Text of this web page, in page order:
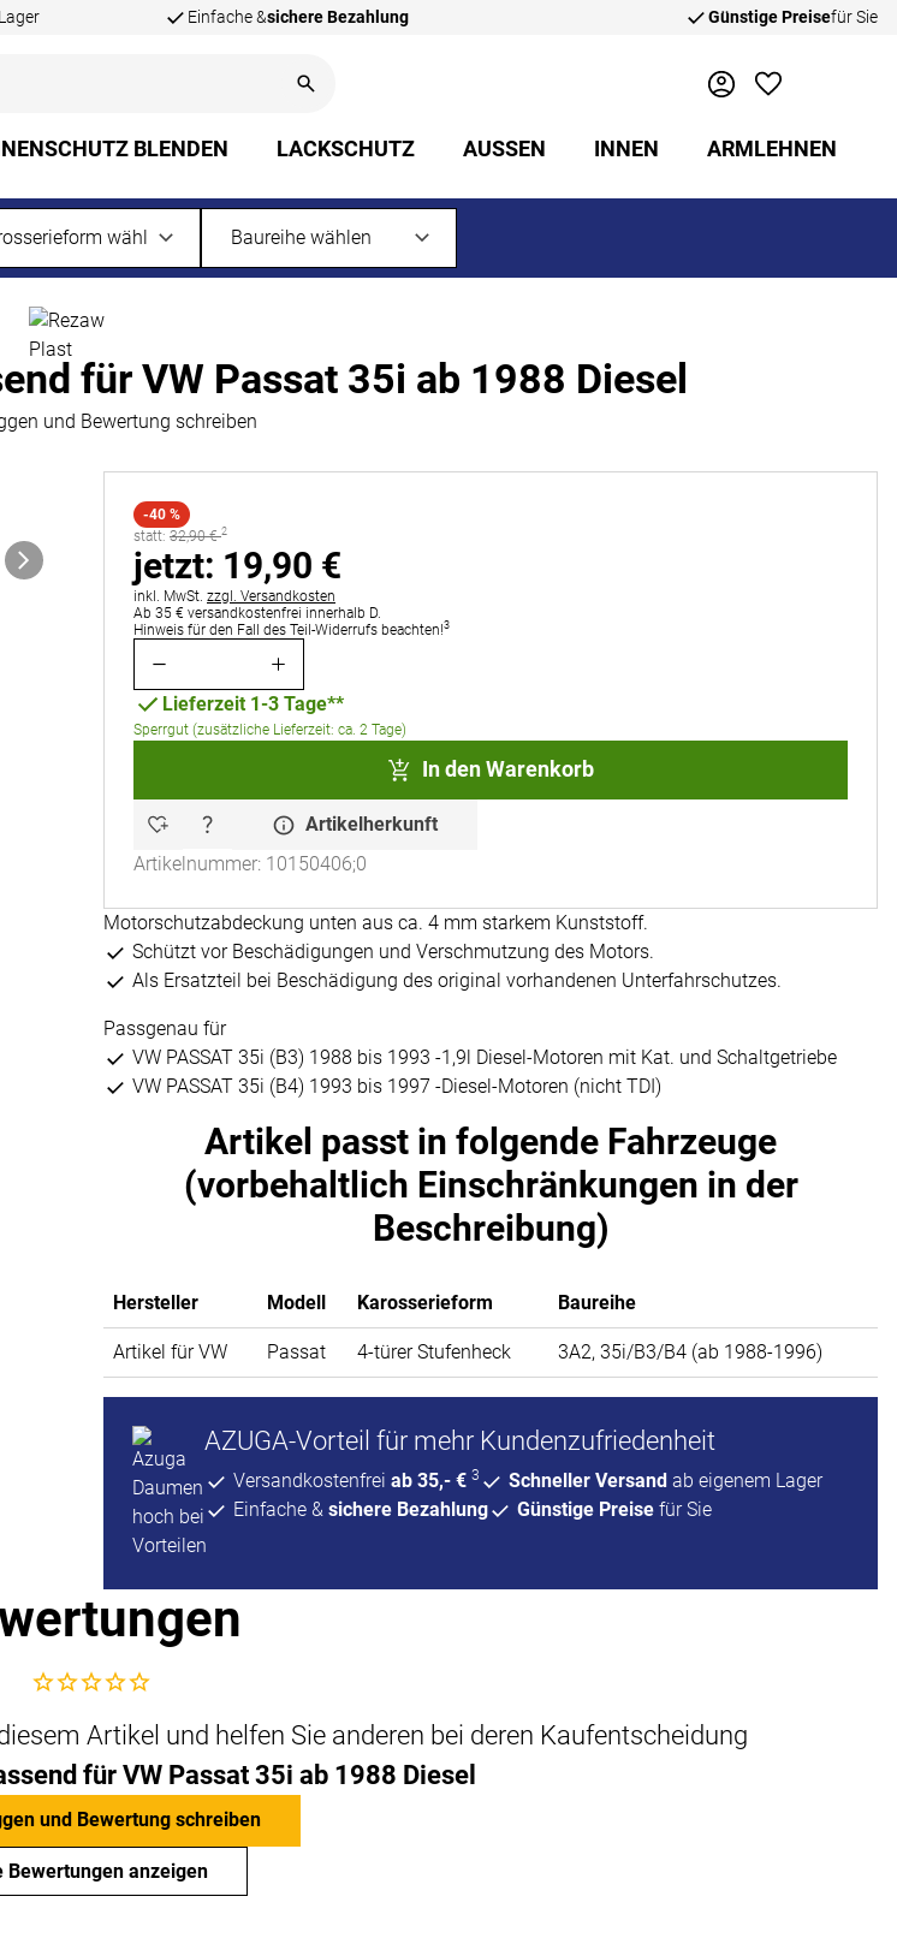
Einfache &sichere Bezahlung Günstige Preisefür Sie
BLENDEN LACKSCHUTZ AUSSEN INNEN ARMLEHNEN
für VW Passat 35i ab 1988 Diesel
und Bewertung schreiben
-40 %
statt:
statt: 32,90€ 2
jetzt:
jetzt: 19,90 €
Steuerhinweis:
inkl. MwSt. zzgl. Versandkosten
Ab 35 € versandkostenfrei innerhalb D.
Hinweis für den Fall des Teil-Widerrufs beachten!3
Lieferzeit 1-3 Tage**
Sperrgut (zusätzliche Lieferzeit: ca. 2 Tage)
In den Warenkorb
Artikelherkunft
Artikelnummer: 10150406;0
Motorschutzabdeckung unten aus ca. 4 mm starkem Kunststoff.
Schützt vor Beschädigungen und Verschmutzung des Motors.
Als Ersatzteil bei Beschädigung des original vorhandenen Unterfahrschutzes.
Passgenau für
VW PASSAT 35i (B3) 1988 bis 1993 -1,9l Diesel-Motoren mit Kat. und Schaltgetriebe
VW PASSAT 35i (B4) 1993 bis 1997 -Diesel-Motoren (nicht TDI)
Artikel passt in folgende Fahrzeuge
(vorbehaltlich Einschränkungen in der
Beschreibung)
Hersteller Modell Karosserieform Baureihe
Artikel für VW Passat 4-türer Stufenheck 3A2, 35i/B3/B4 (ab 1988-1996)
AZUGA-Vorteil für mehr Kundenzufriedenheit
Versandkostenfrei ab 35,- € 3 Schneller Versand ab eigenem Lager
Einfache & sichere Bezahlung Günstige Preise für Sie
Noch keine Bewertungen abgegeben
Artikel und helfen Sie anderen bei deren Kaufentscheidung
für VW Passat 35i ab 1988 Diesel
und Bewertung schreiben
Bewertungen anzeigen